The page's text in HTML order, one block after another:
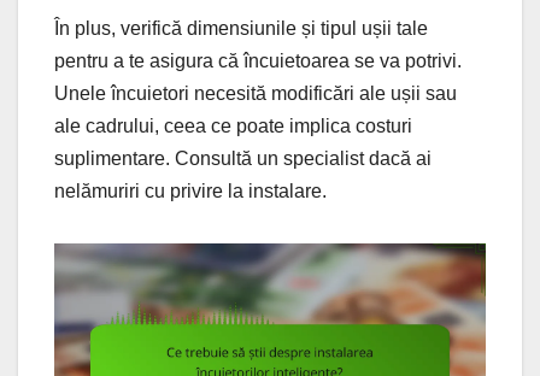
În plus, verifică dimensiunile și tipul ușii tale
pentru a te asigura că încuietoarea se va potrivi.
Unele încuietori necesită modificări ale ușii sau
ale cadrului, ceea ce poate implica costuri
suplimentare. Consultă un specialist dacă ai
nelămuriri cu privire la instalare.